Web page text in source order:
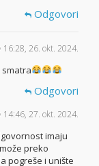
Odgovori
16:28, 26. okt. 2024.
Odgovori
14:46, 27. okt. 2024.
imaju
preko
pogreše i unište